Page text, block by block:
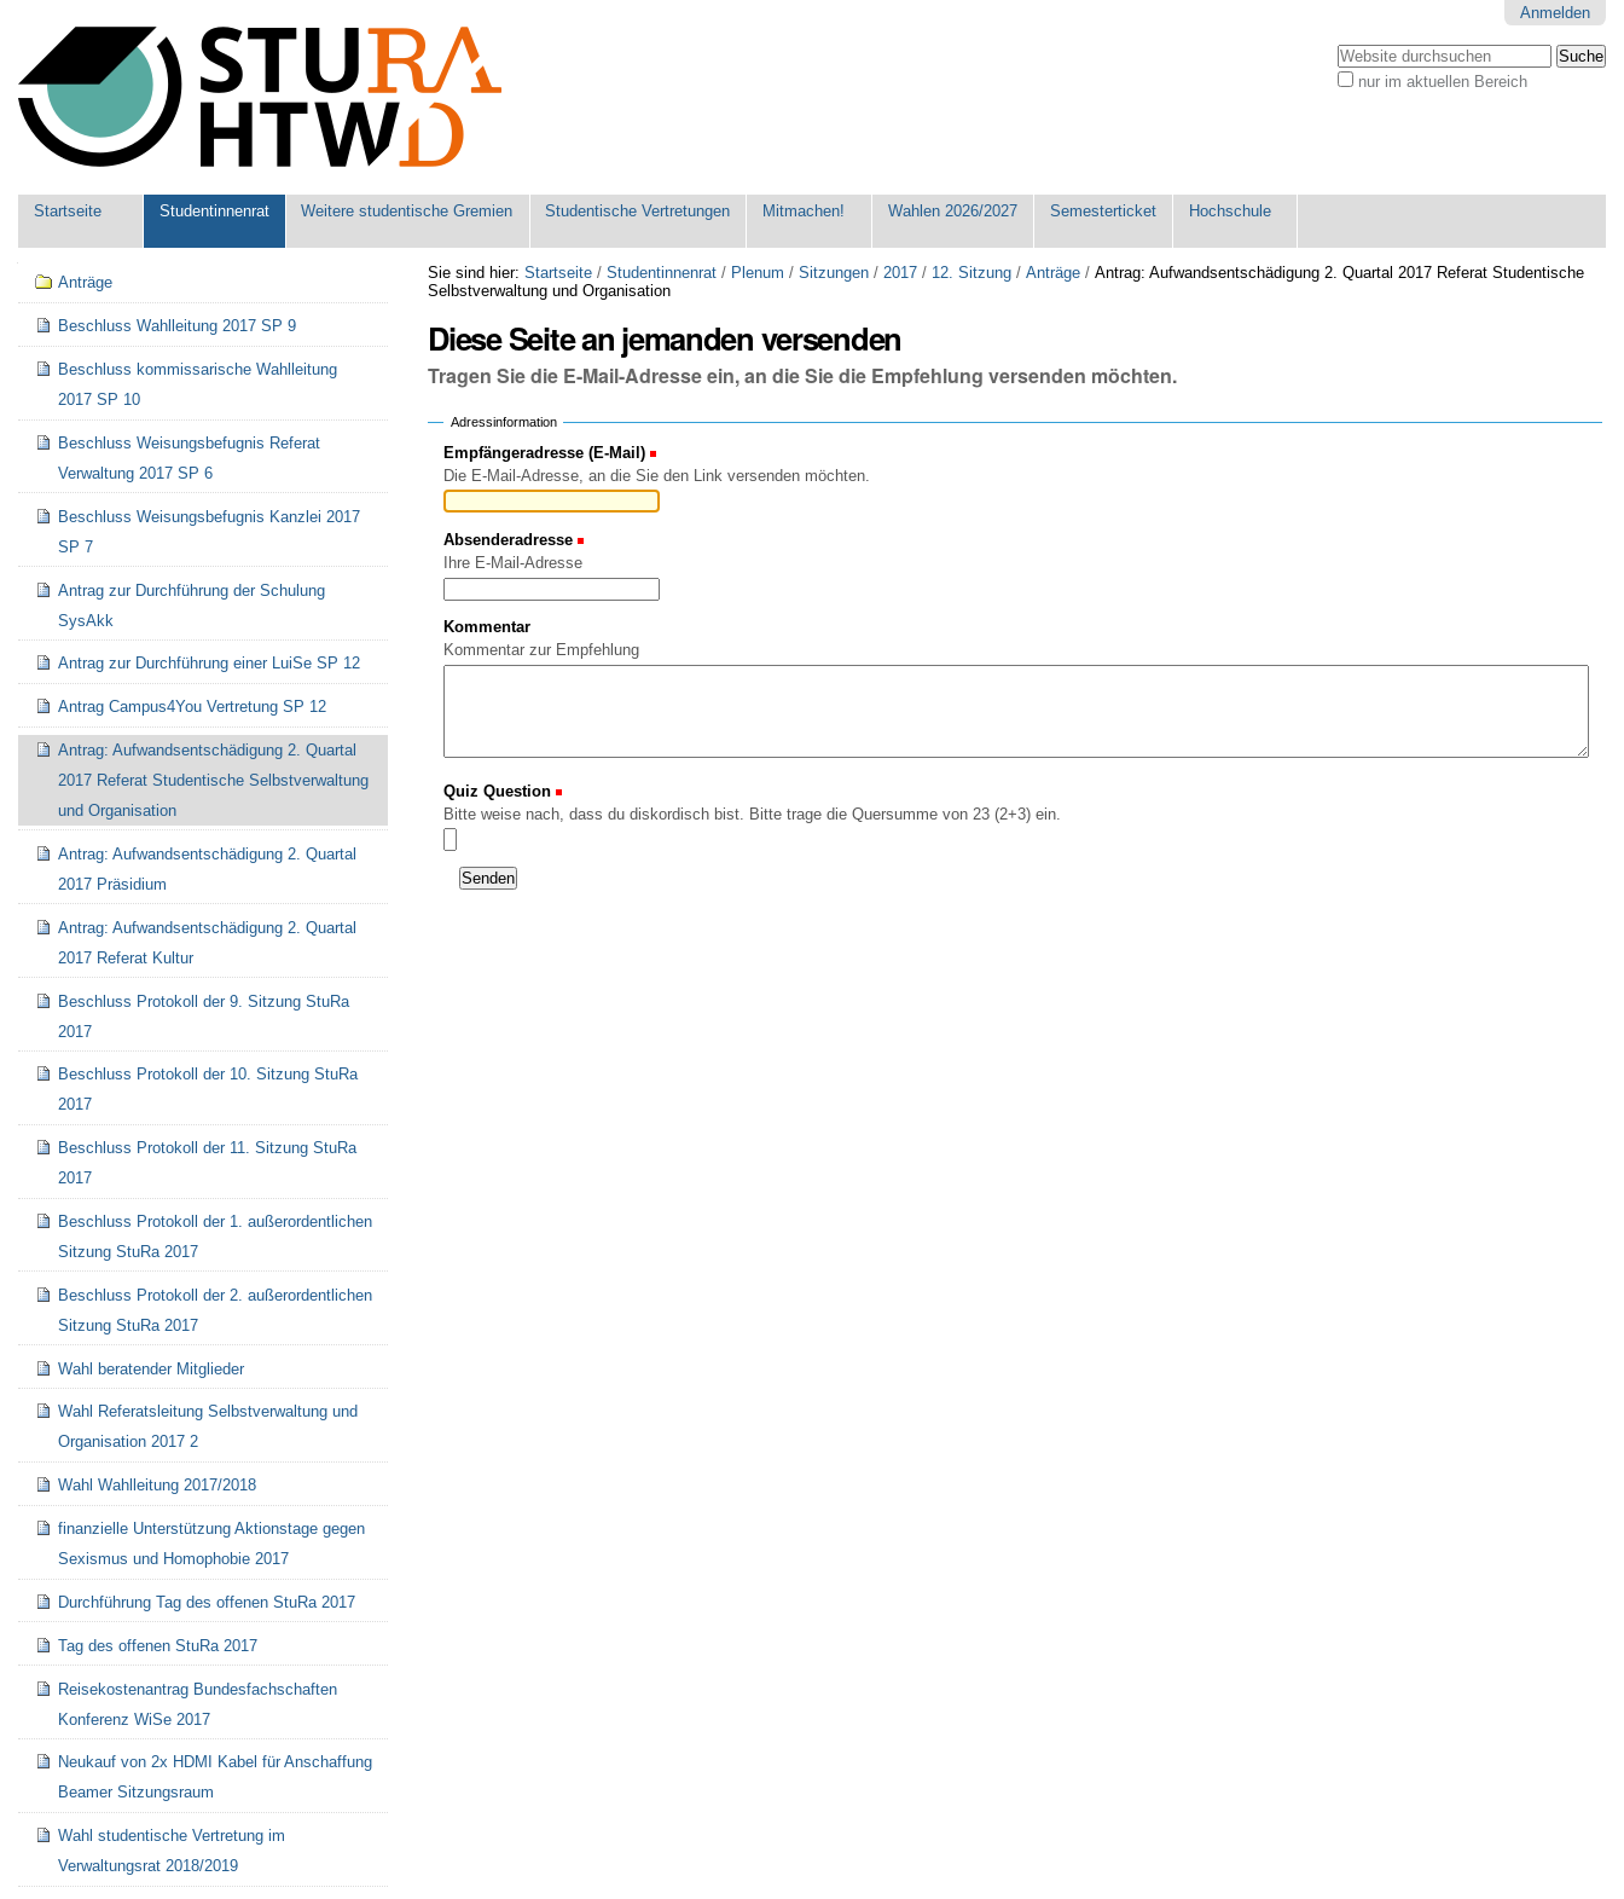
Werkzeuge
Anmelden
Website durchsuchen
nur im aktuellen Bereich
Sektionen
Startseite Studentinnenrat Weitere studentische Gremien Studentische Vertretungen Mitmachen! Wahlen 2026/2027 Semesterticket Hochschule
Sie sind hier: Startseite /Studentinnenrat / Plenum /Sitzungen /2017 / 12. Sitzung /Anträge /Antrag: Aufwandsentschädigung 2. Quartal 2017 Referat Studentische
Selbstverwaltung und Organisation
Diese Seite an jemanden versenden
Tragen Sie die E-Mail-Adresse ein, an die Sie die Empfehlung versenden möchten.
Adressinformation
Empfängeradresse (E-Mail)
Die E-Mail-Adresse, an die Sie den Link versenden möchten.
Absenderadresse
Ihre E-Mail-Adresse
Kommentar
Kommentar zur Empfehlung
Quiz Question
Bitte weise nach, dass du diskordisch bist. Bitte trage die Quersumme von 23 (2+3) ein.
Navigation
Anträge
Beschluss Wahlleitung 2017 SP 9
Beschluss kommissarische Wahlleitung
2017 SP 10
Beschluss Weisungsbefugnis Referat
Verwaltung 2017 SP 6
Beschluss Weisungsbefugnis Kanzlei 2017
SP 7
Antrag zur Durchführung der Schulung
SysAkk
Antrag zur Durchführung einer LuiSe SP 12
Antrag Campus4You Vertretung SP 12
Antrag: Aufwandsentschädigung 2. Quartal
2017 Referat Studentische Selbstverwaltung
und Organisation
Antrag: Aufwandsentschädigung 2. Quartal
2017 Präsidium
Antrag: Aufwandsentschädigung 2. Quartal
2017 Referat Kultur
Beschluss Protokoll der 9. Sitzung StuRa
2017
Beschluss Protokoll der 10. Sitzung StuRa
2017
Beschluss Protokoll der 11. Sitzung StuRa
2017
Beschluss Protokoll der 1. außerordentlichen
Sitzung StuRa 2017
Beschluss Protokoll der 2. außerordentlichen
Sitzung StuRa 2017
Wahl beratender Mitglieder
Wahl Referatsleitung Selbstverwaltung und
Organisation 2017 2
Wahl Wahlleitung 2017/2018
finanzielle Unterstützung Aktionstage gegen
Sexismus und Homophobie 2017
Durchführung Tag des offenen StuRa 2017
Tag des offenen StuRa 2017
Reisekostenantrag Bundesfachschaften
Konferenz WiSe 2017
Neukauf von 2x HDMI Kabel für Anschaffung
Beamer Sitzungsraum
Wahl studentische Vertretung im
Verwaltungsrat 2018/2019